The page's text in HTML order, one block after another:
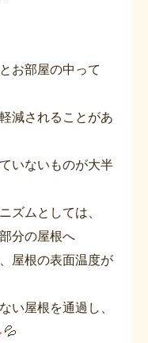
お部屋の中って
減されることがあ
いないものが大半
ズムとしては、
分の屋根へ
屋根の表面温度が
い屋根を通過し、
💦